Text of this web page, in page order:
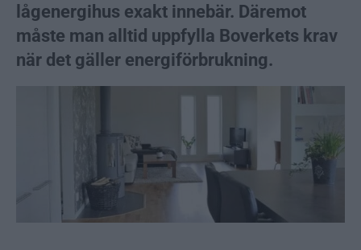
lågenergihus exakt innebär. Däremot
måste man alltid uppfylla Boverkets krav
när det gäller energiförbrukning.